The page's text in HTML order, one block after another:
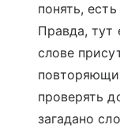
понять,
Правда, тут
слове
проверять
загадано